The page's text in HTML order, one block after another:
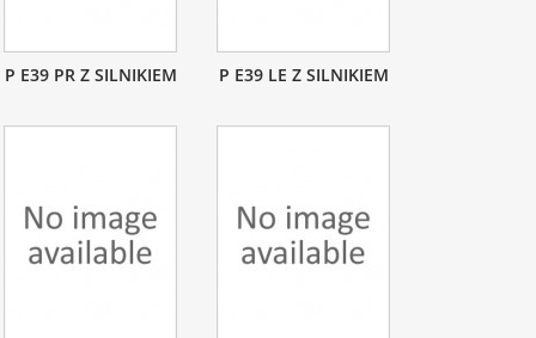
P E39 PR Z SILNIKIEM P E39 LE Z SILNIKIEM